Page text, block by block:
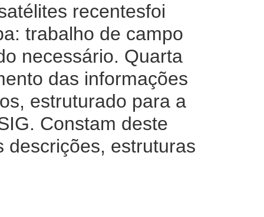
recentesfoi
trabalho de campo
necessário. Quarta
das informações
estruturado para a
Constam deste
descrições, estruturas